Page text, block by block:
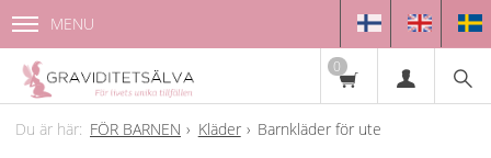
MENU
0
FÖR BARNEN Kläder Barnkläder för ute